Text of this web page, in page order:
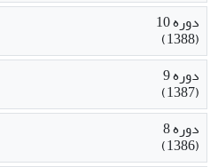
دوره 10
(1388)
دوره 9
(1387)
دوره 8
(1386)